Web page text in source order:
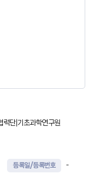
력단|기초과학연구원
등록일/등록번호 -